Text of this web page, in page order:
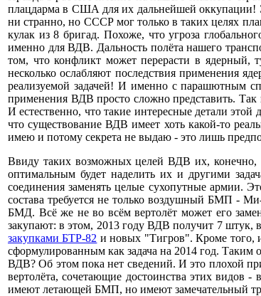
плацдарма в США для их дальнейшей оккупации!
ни странно, но СССР мог только в таких целях
кулак из 8 бригад. Похоже, что угроза
именно для ВДВ. Дальность полёта нашего
том, что конфликт может перерасти в
несколько ослабляют последствия применения
реализуемой задачей! И именно с парашютным
применения ВДВ просто сложно представить.
И естественно, что такие интересные детали
что существование ВДВ имеет хоть какой-то
имею и потому секрета не выдаю - это лишь
Ввиду таких возможных целей ВДВ их, конечно,
оптимальным будет наделить их и другими
соединения заменять целые сухопутные армии.
состава требуется не только воздушный БМП -
БМД. Всё же не во всём вертолёт может его
закупают: в этом, 2013 году ВДВ получит 7 штук,
закупками БТР-82 и новых "Тигров". Кроме
сформулированным как задача на 2014 год. Таким
ВДВ? Об этом пока нет сведений. И это плохой
вертолёта, сочетающие достоинства этих видов
имеют летающей БМП, но имеют замечательный